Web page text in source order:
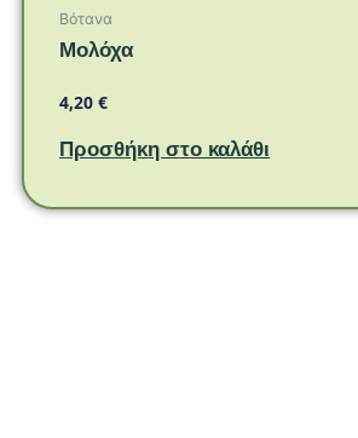
Βότανα
Μολόχα
4,20€
Προσθήκη στο καλάθι